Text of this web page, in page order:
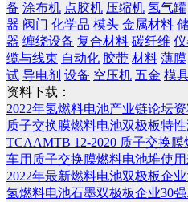
备 涂布机 点胶机 压缩机 氢气罐
器 阀门 化学品 模头 金属材料
器 缠绕设备 复合材料 碳纤维
缆与线束 自动化 胶带 材料 薄膜
试 导电剂 设备 空压机 五金 模
资料下载：
2022年氢燃料电池产业链论坛
质子交换膜燃料电池双极板特
TCAAMTB 12-2020 质子交换
车用质子交换膜燃料电池堆使
2022年最新燃料电池双极板企
氢燃料电池石墨双极板企业30强